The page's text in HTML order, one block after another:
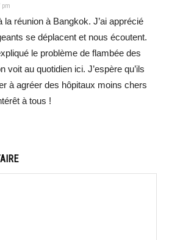
pm
la réunion à Bangkok. J’ai apprécié
se déplacent et nous écoutent.
le problème de flambée des
voit au quotidien ici. J’espère qu’ils
à agréer des hôpitaux moins chers
à tous !